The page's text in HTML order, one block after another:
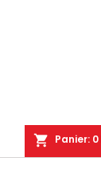
shopping_cart Panier: 0